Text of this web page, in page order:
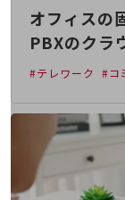
グループ会社
会社案内パンフレッ
ニュースルームTOP
地域からの発表
重要なお知らせ
オフィスの
PBXのクラ
#テレワーク #コ